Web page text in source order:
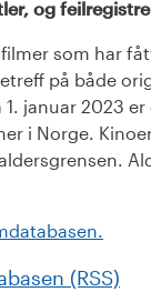
og
som har
på både
januar 2023
i Norge.
(RSS)